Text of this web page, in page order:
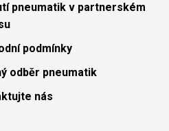
pneumatik v partnerském
podmínky
odběr pneumatik
nás